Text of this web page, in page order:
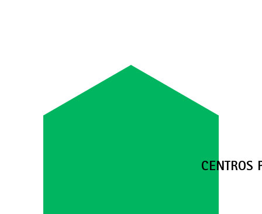
CENTROS